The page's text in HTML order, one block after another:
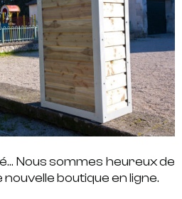
Nous sommes heureux de
boutique en ligne.